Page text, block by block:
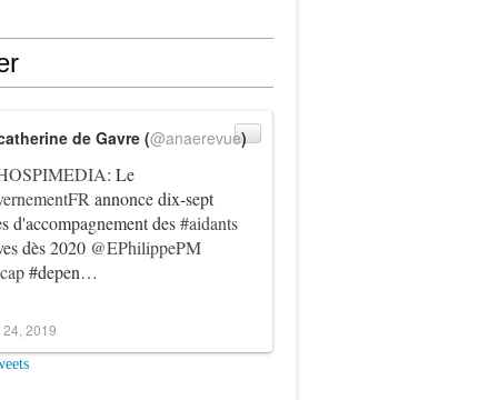
: Le
annonce dix-sept
d'accompagnement des#aidants
dès 2020 @EPhilippePM
#depen…
de Gavre (@anaerevue)
2019